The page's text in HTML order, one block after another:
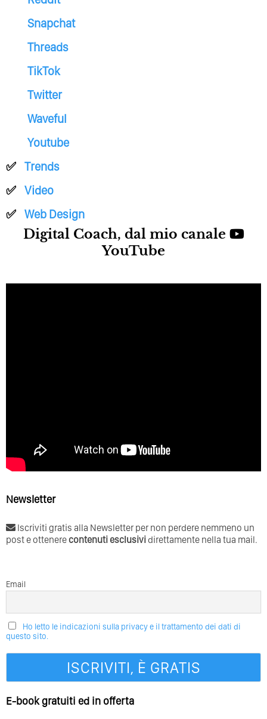
Snapchat
Threads
TikTok
Twitter
Waveful
Youtube
Trends
Video
Web Design
Digital Coach, dal mio canale
YouTube
Newsletter
Iscriviti gratis alla Newsletter per non perdere nemmeno un
post e ottenerecontenuti esclusividirettamente nella tua mail.
Email
Ho letto le indicazioni sulla privacy e il trattamento dei dati di
questo sito.
E-book gratuiti ed in offerta